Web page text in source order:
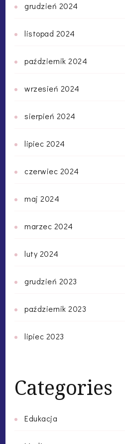
grudzień 2024
listopad 2024
październik 2024
wrzesień 2024
sierpień 2024
lipiec 2024
czerwiec 2024
maj 2024
marzec 2024
luty 2024
grudzień 2023
październik 2023
lipiec 2023
Categories
Edukacja